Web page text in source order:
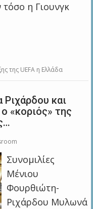
η Γιουνγκ
της UEFA η Ελλάδα
Ριχάρδου και
«κοριός» της
Συνομιλίες
Μένιου
Φουρθιώτη-
Ριχάρδου Μυλωνά